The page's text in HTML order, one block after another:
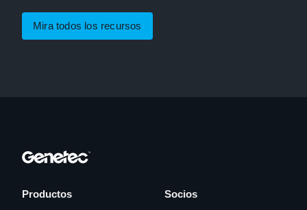
Mira todos los recursos
Productos Socios